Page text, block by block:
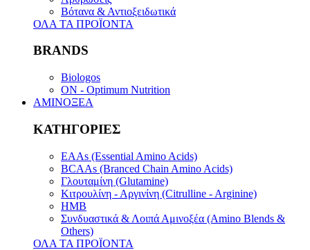
Βότανα & Αντιοξειδωτικά
ΟΛΑ ΤΑ ΠΡΟΪΟΝΤΑ
BRANDS
Biologos
ON - Optimum Nutrition
ΑΜΙΝΟΞΕΑ
ΚΑΤΗΓΟΡΙΕΣ
EAAs (Essential Amino Acids)
BCAAs (Branced Chain Amino Acids)
Γλουταμίνη (Glutamine)
Κιτρουλίνη - Αργινίνη (Citrulline - Arginine)
HMB
Συνδυαστικά & Λοιπά Αμινοξέα (Amino Blends &
Others)
ΟΛΑ ΤΑ ΠΡΟΪΟΝΤΑ